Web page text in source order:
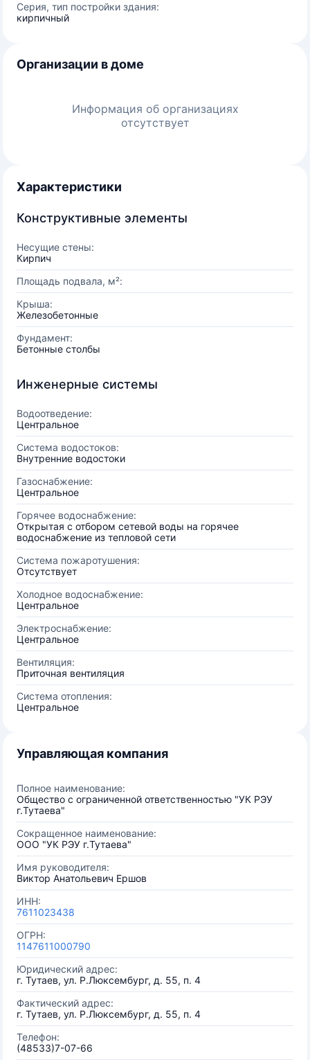
Серия, тип постройки здания:
кирпичный
Организации в доме
Информация об организациях
отсутствует
Характеристики
Конструктивные элементы
Несущие стены:
Кирпич
Площадь подвала, м²:
Крыша:
Железобетонные
Фундамент:
Бетонные столбы
Инженерные системы
Водоотведение:
Центральное
Система водостоков:
Внутренние водостоки
Газоснабжение:
Центральное
Горячее водоснабжение:
Открытая с отбором сетевой воды на горячее
водоснабжение из тепловой сети
Система пожаротушения:
Отсутствует
Холодное водоснабжение:
Центральное
Электроснабжение:
Центральное
Вентиляция:
Приточная вентиляция
Система отопления:
Центральное
Управляющая компания
Полное наименование:
Общество с ограниченной ответственностью "УК РЭУ
г.Тутаева"
Сокращенное наименование:
ООО "УК РЭУ г.Тутаева"
Имя руководителя:
Виктор Анатольевич Ершов
ИНН:
7611023438
ОГРН:
1147611000790
Юридический адрес:
г. Тутаев, ул. Р.Люксембург, д. 55, п. 4
Фактический адрес:
г. Тутаев, ул. Р.Люксембург, д. 55, п. 4
Телефон:
(48533)7-07-66